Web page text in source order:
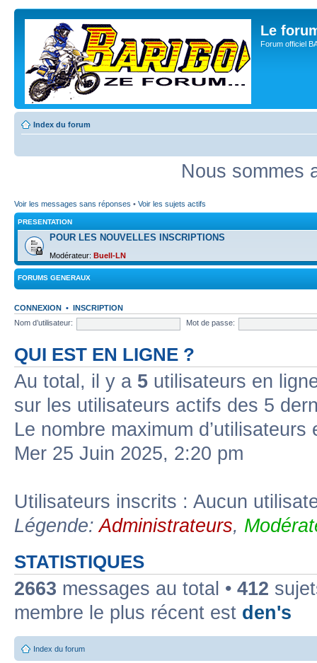
Le
Forum officiel
Index du forum
Nous sommes
Voir les messages sans réponses • Voir les sujets actifs
PRESENTATION
POUR LES NOUVELLES INSCRIPTIONS
Modérateur: Buell-LN
FORUMS GENERAUX
CONNEXION • INSCRIPTION
Nom d’utilisateur:
Mot de passe:
QUI EST EN LIGNE ?
Au total, il y a 5 utilisateurs en
sur les utilisateurs actifs des 5
Le nombre maximum
Mer 25 Juin 2025, 2:20 pm
Utilisateurs inscrits : Aucun
Légende:Administrateurs,
STATISTIQUES
2663 messages au total • 412
membre le plus récent est den's
Index du forum